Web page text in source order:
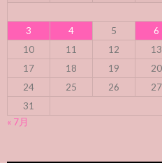
3
4 5 6
10
11 12 13
17
18 19 20
24
25 26 27
31
« 7月